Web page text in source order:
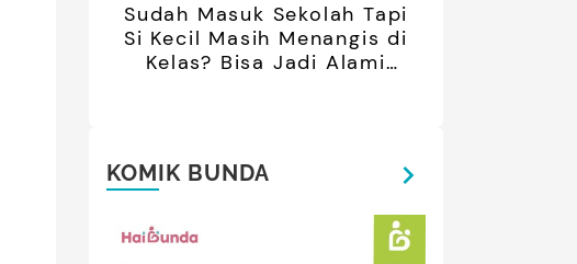
Sudah Masuk Sekolah Tapi
Si Kecil Masih Menangis di
Kelas? Bisa Jadi Alami
KOMIK BUNDA